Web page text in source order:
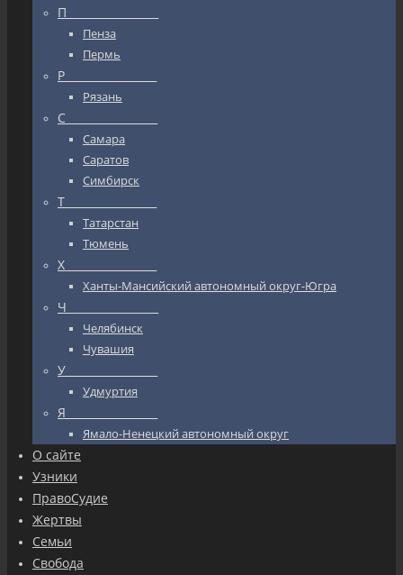
П_________________
Пенза
Пермь
Р_________________
Рязань
С_________________
Самара
Саратов
Симбирск
Т_________________
Татарстан
Тюмень
Х_________________
Ханты-Мансийский автономный округ-Югра
Ч_________________
Челябинск
Чувашия
У_________________
Удмуртия
Я_________________
Ямало-Ненецкий автономный округ
О сайте
Узники
ПравоСудие
Жертвы
Семьи
Свобода